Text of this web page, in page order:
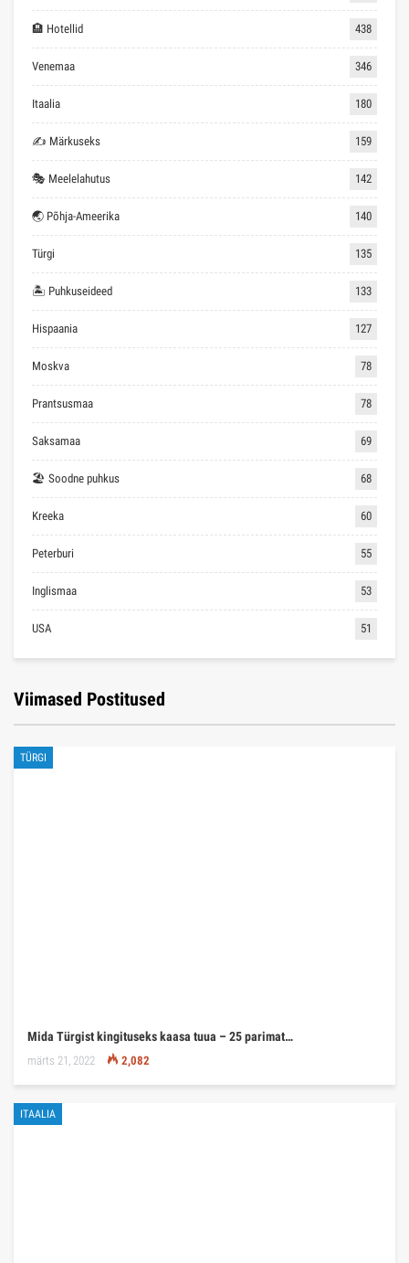
🏨 Hotellid 438
Venemaa 346
Itaalia 180
✍ Märkuseks 159
🎭 Meelelahutus 142
🌏 Põhja-Ameerika 140
Türgi 135
🏝 Puhkuseideed 133
Hispaania 127
Moskva 78
Prantsusmaa 78
Saksamaa 69
🏖 Soodne puhkus 68
Kreeka 60
Peterburi 55
Inglismaa 53
USA 51
Viimased Postitused
TÜRGI
Mida Türgist kingituseks kaasa tuua – 25 parimat…
märts 21, 2022 2,082
ITAALIA